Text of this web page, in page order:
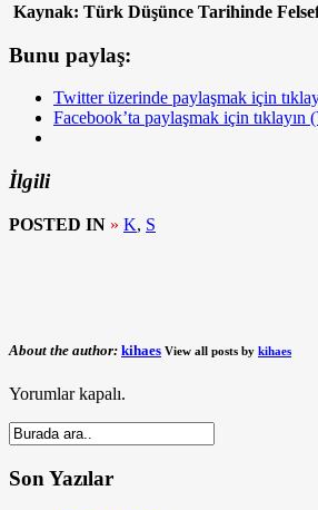
Kaynak: Türk Düşünce Tarihinde
Bunu paylaş:
Twitter üzerinde paylaşmak için
Facebook’ta paylaşmak için tıklayın
İlgili
POSTED IN » K, S
About the author: kihaes View all posts by kihaes
Yorumlar kapalı.
Son Yazılar